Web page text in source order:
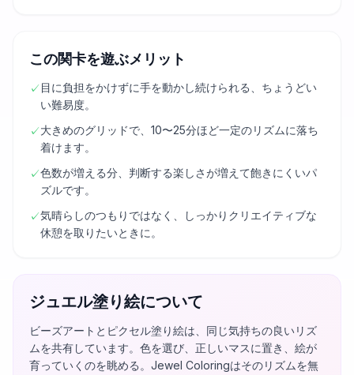
この関卡を遊ぶメリット
✓ 目に負担をかけずに手を動かし続けられる、ちょうどい
い難易度。
✓大きめのグリッドで、10〜25分ほど一定のリズムに落ち
着けます。
✓色数が増える分、判断する楽しさが増えて飽きにくいパ
ズルです。
✓気晴らしのつもりではなく、しっかりクリエイティブな
休憩を取りたいときに。
ジュエル塗り絵について
ビーズアートとピクセル塗り絵は、同じ気持ちの良いリズ
ムを共有しています。色を選び、正しいマスに置き、絵が
育っていくのを眺める。Jewel Coloringはそのリズムを無